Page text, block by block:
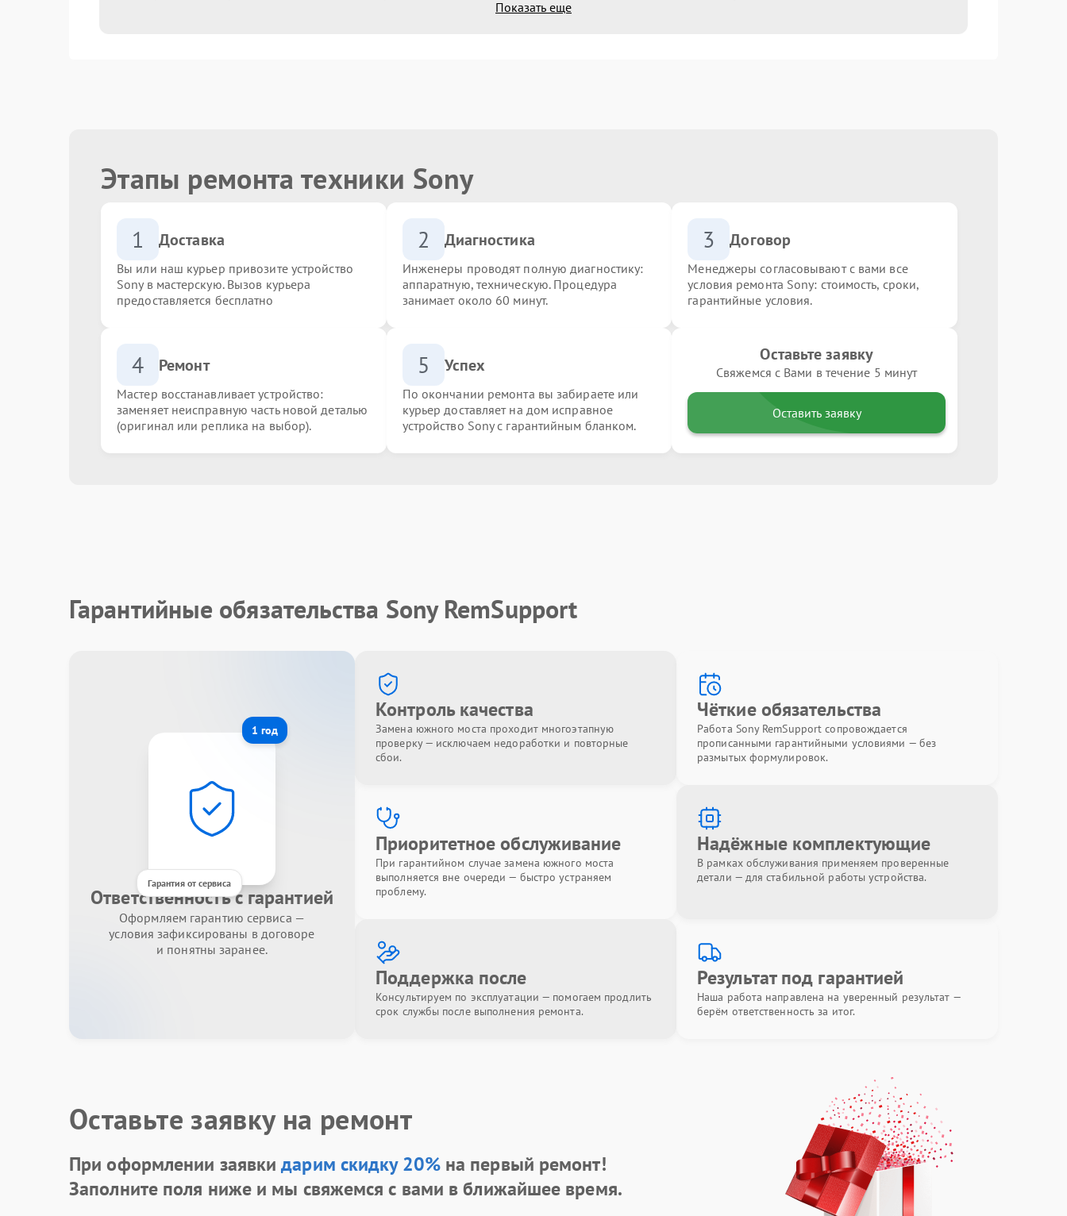
Показать еще
Этапы ремонта техники Sony
1 Доставка
Вы или наш курьер привозите устройство
Sony в мастерскую. Вызов курьера
предоставляется бесплатно
2 Диагностика
Инженеры проводят полную диагностику:
аппаратную, техническую. Процедура
занимает около 60 минут.
3 Договор
Менеджеры согласовывают с вами все
условия ремонта Sony: стоимость, сроки,
гарантийные условия.
4 Ремонт
Мастер восстанавливает устройство:
заменяет неисправную часть новой деталью
(оригинал или реплика на выбор).
5 Успех
По окончании ремонта вы забираете или
курьер доставляет на дом исправное
устройство Sony с гарантийным бланком.
Оставьте заявку
Свяжемся с Вами в течение 5 минут
Оставить заявку
Гарантийные обязательства Sony RemSupport
1 год
Гарантия от сервиса
Ответственность с гарантией
Оформляем гарантию сервиса —
условия зафиксированы в договоре
и понятны заранее.
Контроль качества
Замена южного моста проходит многоэтапную
проверку — исключаем недоработки и повторные
сбои.
Чёткие обязательства
Работа Sony RemSupport сопровождается
прописанными гарантийными условиями — без
размытых формулировок.
Приоритетное обслуживание
При гарантийном случае замена южного моста
выполняется вне очереди — быстро устраняем
проблему.
Надёжные комплектующие
В рамках обслуживания применяем проверенные
детали — для стабильной работы устройства.
Поддержка после
Консультируем по эксплуатации — помогаем продлить
срок службы после выполнения ремонта.
Результат под гарантией
Наша работа направлена на уверенный результат —
берём ответственность за итог.
Оставьте заявку на ремонт
При оформлении заявкидарим скидку 20%на первый ремонт!
Заполните поля ниже и мы свяжемся с вами в ближайшее время.